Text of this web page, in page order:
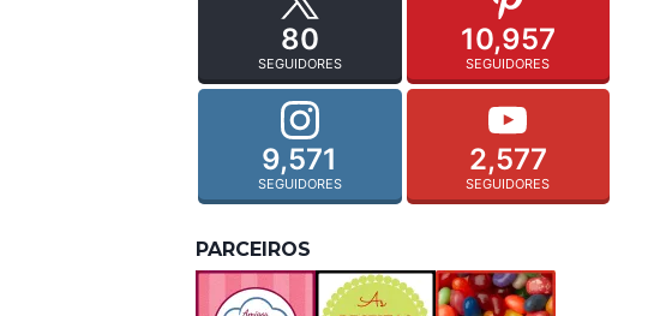
80
SEGUIDORES
10,957
SEGUIDORES
9,571
SEGUIDORES
2,577
SEGUIDORES
PARCEIROS